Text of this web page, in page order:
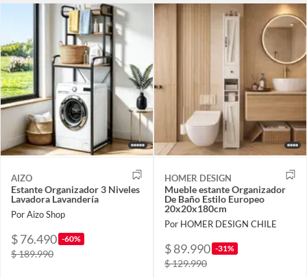
AIZO
Estante Organizador 3 Niveles
Lavadora Lavandería
Por Aizo Shop
$ 76.490 -60%
$ 189.990
HOMER DESIGN
Mueble estante Organizador
De Baño Estilo Europeo
20x20x180cm
Por HOMER DESIGN CHILE
$ 89.990 -31%
$ 129.990